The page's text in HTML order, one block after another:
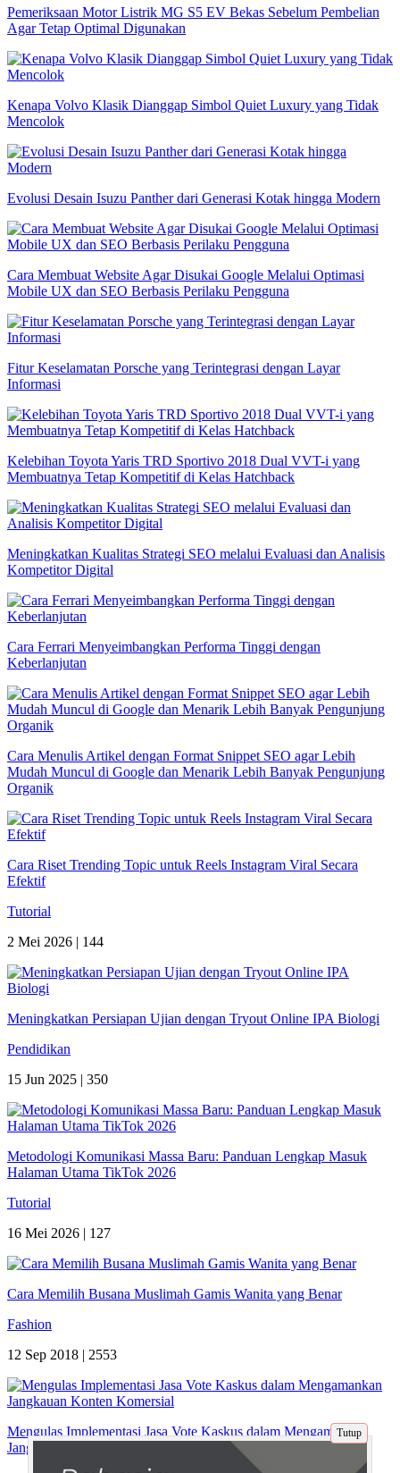
Pemeriksaan Motor Listrik MG S5 EV Bekas Sebelum Pembelian
Agar Tetap Optimal Digunakan
Kenapa Volvo Klasik Dianggap Simbol Quiet Luxury yang Tidak
Mencolok
Evolusi Desain Isuzu Panther dari Generasi Kotak hingga Modern
Cara Membuat Website Agar Disukai Google Melalui Optimasi
Mobile UX dan SEO Berbasis Perilaku Pengguna
Fitur Keselamatan Porsche yang Terintegrasi dengan Layar
Informasi
Kelebihan Toyota Yaris TRD Sportivo 2018 Dual VVT-i yang
Membuatnya Tetap Kompetitif di Kelas Hatchback
Meningkatkan Kualitas Strategi SEO melalui Evaluasi dan Analisis
Kompetitor Digital
Cara Ferrari Menyeimbangkan Performa Tinggi dengan
Keberlanjutan
Cara Menulis Artikel dengan Format Snippet SEO agar Lebih
Mudah Muncul di Google dan Menarik Lebih Banyak Pengunjung
Organik
Cara Riset Trending Topic untuk Reels Instagram Viral Secara
Efektif
Tutorial
2 Mei 2026 | 144
Meningkatkan Persiapan Ujian dengan Tryout Online IPA Biologi
Pendidikan
15 Jun 2025 | 350
Metodologi Komunikasi Massa Baru: Panduan Lengkap Masuk
Halaman Utama TikTok 2026
Tutorial
16 Mei 2026 | 127
Cara Memilih Busana Muslimah Gamis Wanita yang Benar
Fashion
12 Sep 2018 | 2553
Mengulas Implementasi Jasa Vote Kaskus dalam Mengamankan
Jangkauan Konten Komersial
Tutup